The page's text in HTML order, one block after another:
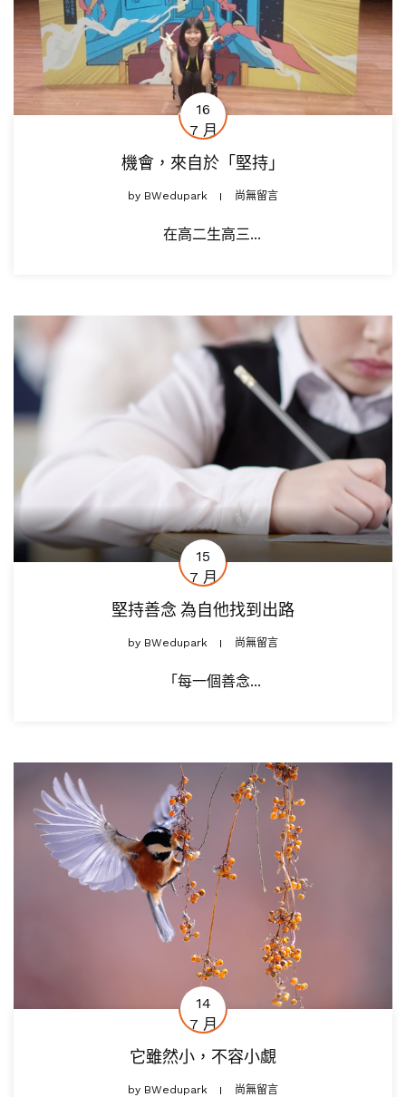
16
7 月
機會，來自於「堅持」
by BWedupark 尚無留言
在高二生高三...
15
7 月
堅持善念 為自他找到出路
by BWedupark 尚無留言
「每一個善念...
14
7 月
它雖然小，不容小覷
by BWedupark 尚無留言